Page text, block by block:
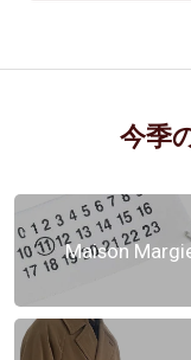
今季
Maison